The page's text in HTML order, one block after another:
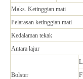
Maks. Ketinggian mati
Pelarasan ketinggian mati
Kedalaman tekak
Antara lajur
Bolster